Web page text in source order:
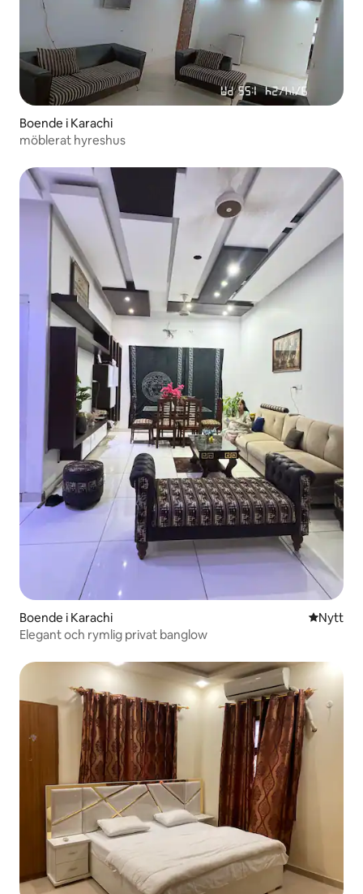
Boende i Karachi
möblerat hyreshus
Boende i Karachi NyttNytt
Elegant och rymlig privat banglow